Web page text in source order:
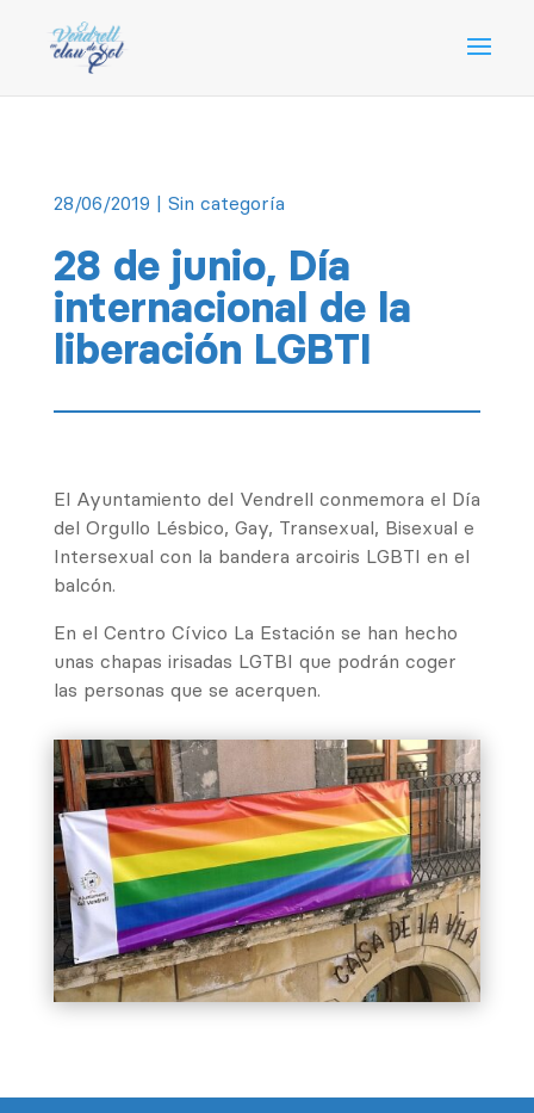
28/06/2019 | Sin categoría
28 de junio, Día
internacional de la
liberación LGBTI
El Ayuntamiento del Vendrell conmemora el Día
del Orgullo Lésbico, Gay, Transexual, Bisexual e
Intersexual con la bandera arcoiris LGBTI en el
balcón.
En el Centro Cívico La Estación se han hecho
unas chapas irisadas LGTBI que podrán coger
las personas que se acerquen.